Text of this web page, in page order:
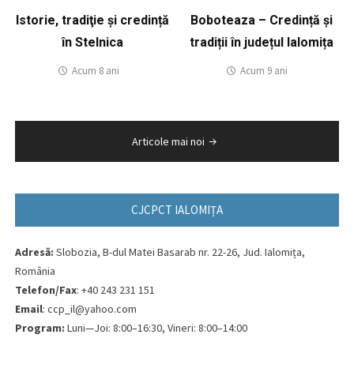
Istorie, tradiţie și credință
în Stelnica
Acum 8 ani
Boboteaza – Credință și
tradiții în județul Ialomița
Acum 9 ani
în
Articole mai noi
CJCPCT IALOMIȚA
Adresă: Slobozia, B-dul Matei Basarab nr. 22-26, Jud. Ialomița,
România
Telefon/Fax: +40 243 231 151
Email: ccp_il@yahoo.com
Program: Luni—Joi: 8:00–16:30, Vineri: 8:00–14:00